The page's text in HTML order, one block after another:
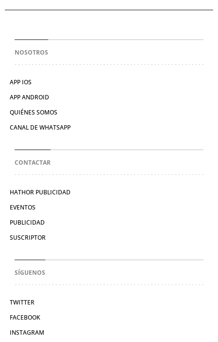
NOSOTROS
APP IOS
APP ANDROID
QUIÉNES SOMOS
CANAL DE WHATSAPP
CONTACTAR
HATHOR PUBLICIDAD
EVENTOS
PUBLICIDAD
SUSCRIPTOR
SÍGUENOS
TWITTER
FACEBOOK
INSTAGRAM